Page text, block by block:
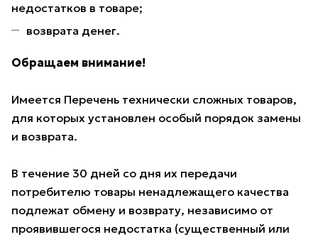
недостатков в товаре;
возврата денег.
Обращаем внимание!
Имеется Перечень технически сложных товаров,
для которых установлен особый порядок замены
и возврата.
В течение 30 дней со дня их передачи
потребителю товары ненадлежащего качества
подлежат обмену и возврату, независимо от
проявившегося недостатка (существенный или